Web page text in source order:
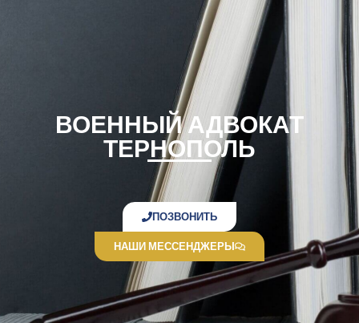
ВОЕННЫЙ АДВОКАТ
ТЕРНОПОЛЬ
ПОЗВОНИТЬ
НАШИ МЕССЕНДЖЕРЫ